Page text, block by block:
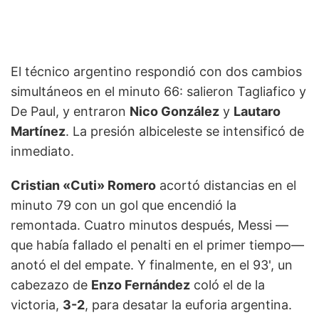
El técnico argentino respondió con dos cambios
simultáneos en el minuto 66: salieron Tagliafico y
De Paul, y entraron Nico González y Lautaro
Martínez. La presión albiceleste se intensificó de
inmediato.
Cristian «Cuti» Romero acortó distancias en el
minuto 79 con un gol que encendió la
remontada. Cuatro minutos después, Messi —
que había fallado el penalti en el primer tiempo—
anotó el del empate. Y finalmente, en el 93', un
cabezazo de Enzo Fernández coló el de la
victoria, 3-2, para desatar la euforia argentina.